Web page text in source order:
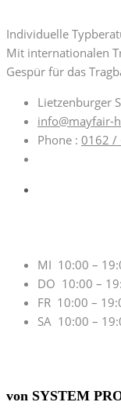
Individuelle
Mit internationalen
Gespür für das
Lietzenburger
info@mayfair-
Phone : 0162 /
MI 10:00 –
DO 10:00 –
FR 10:00 –
SA 10:00 –
von SYSTEM